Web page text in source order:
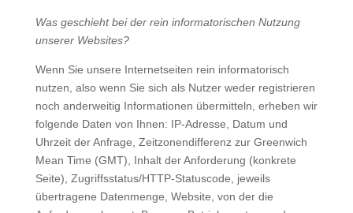
Was geschieht bei der rein informatorischen Nutzung
unserer Websites?
Wenn Sie unsere Internetseiten rein informatorisch
nutzen, also wenn Sie sich als Nutzer weder registrieren
noch anderweitig Informationen übermitteln, erheben wir
folgende Daten von Ihnen: IP-Adresse, Datum und
Uhrzeit der Anfrage, Zeitzonendifferenz zur Greenwich
Mean Time (GMT), Inhalt der Anforderung (konkrete
Seite), Zugriffsstatus/HTTP-Statuscode, jeweils
übertragene Datenmenge, Website, von der die